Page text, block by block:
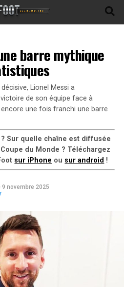
barre mythique
décisive, Lionel Messi a
de son équipe face à
une fois franchi une barre
? Sur quelle chaîne est diffusée
du Monde ? Téléchargez
sur iPhone ou sur android !
9 novembre 2025